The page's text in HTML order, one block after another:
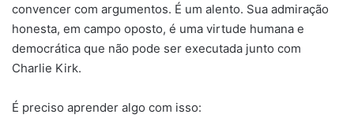
convencer com argumentos. É um alento. Sua admiração
honesta, em campo oposto, é uma virtude humana e
democrática que não pode ser executada junto com
Charlie Kirk.
É preciso aprender algo com isso: